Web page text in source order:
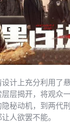
设计上充分利用了
层揭开，将观众
秘动机，到两代
人欲罢不能。